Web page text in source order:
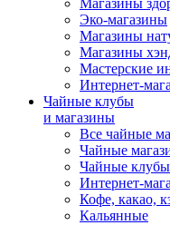
Эко-магазины
Магазины
Магазины
Мастерские
Интернет-
Чайные клубы
и магазины
Все чайные
Чайные
Чайные клубы
Интернет-
Кофе, какао,
Кальянные